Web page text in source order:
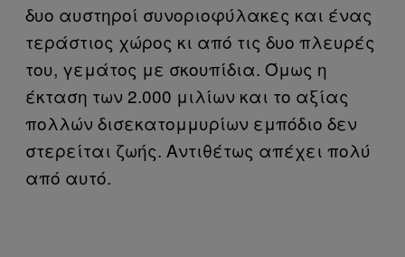
δυο αυστηροί συνοριοφύλακες και ένας
τεράστιος χώρος κι από τις δυο πλευρές
του, γεμάτος με σκουπίδια. Όμως η
έκταση των 2.000 μιλίων και το αξίας
πολλών δισεκατομμυρίων εμπόδιο δεν
στερείται ζωής. Αντιθέτως απέχει πολύ
από αυτό.